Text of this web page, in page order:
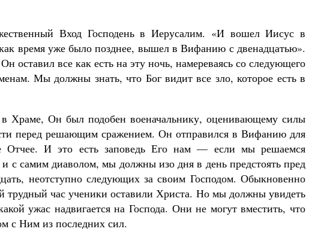
Вход Господень в Иерусалим. «И вошел Иисус в
время уже было позднее, вышел в Вифанию с двенадцатью».
оставил все как есть на эту ночь, намереваясь со следующего
Мы должны знать, что Бог видит все зло, которое есть в
в Храме, Он был подобен военачальнику, оценивающему силы
перед решающим сражением. Он отправился в Вифанию для
Отчее. И это есть заповедь Его нам — если мы решаемся
и с самим диаволом, мы должны изо дня в день предстоять пред
неотступно следующих за своим Господом. Обыкновенно
трудный час ученики оставили Христа. Но мы должны увидеть
ужас надвигается на Господа. Они не могут вместить, что
с Ним из последних сил.
Кирилл Мурышев
Великомученик Георгий Победоносец. Научись у